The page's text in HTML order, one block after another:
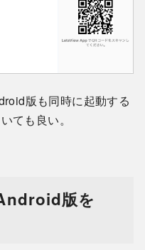
版も同時に起動する
ても良い。
版を